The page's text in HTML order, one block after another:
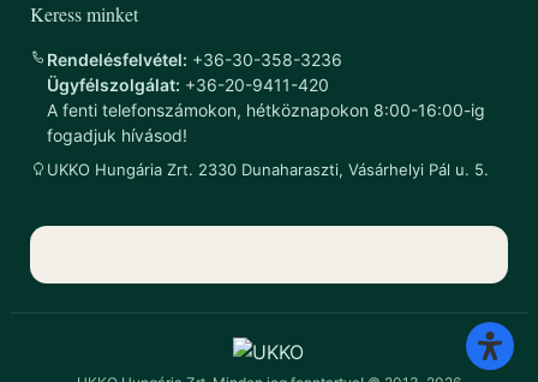
Keress minket
Rendelésfelvétel: +36-30-358-3236
Ügyfélszolgálat: +36-20-9411-420
A fenti telefonszámokon, hétköznapokon 8:00-16:00-ig
fogadjuk hívásod!
UKKO Hungária Zrt. 2330 Dunaharaszti, Vásárhelyi Pál u. 5.